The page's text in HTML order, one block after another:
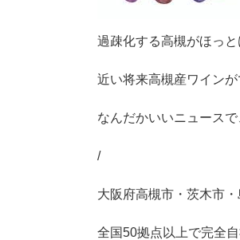
過疎化する高槻がほっ
近い将来高槻産ワインが
なんだかいいニュース
/
大阪府高槻市・茨木市
全国50拠点以上で完全